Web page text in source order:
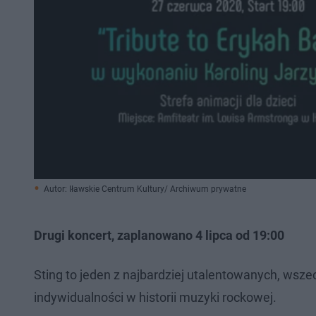
Autor: Iławskie Centrum Kultury/ Archiwum prywatne
Drugi koncert, zaplanowano 4 lipca od 19:00
Sting to jeden z najbardziej utalentowanych,
indywidualności w historii muzyki rockowej.